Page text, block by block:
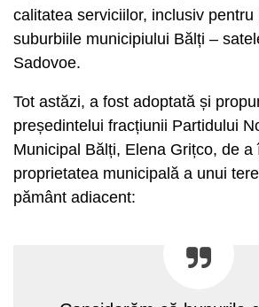
calitatea serviciilor, inclusiv pentru
suburbiile municipiului Bălți –
Sadovoe.
Tot astăzi, a fost adoptată și
președintelui fracțiunii Partidului
Municipal Bălți, Elena Grițco, de a
proprietatea municipală a unui
pământ adiacent: